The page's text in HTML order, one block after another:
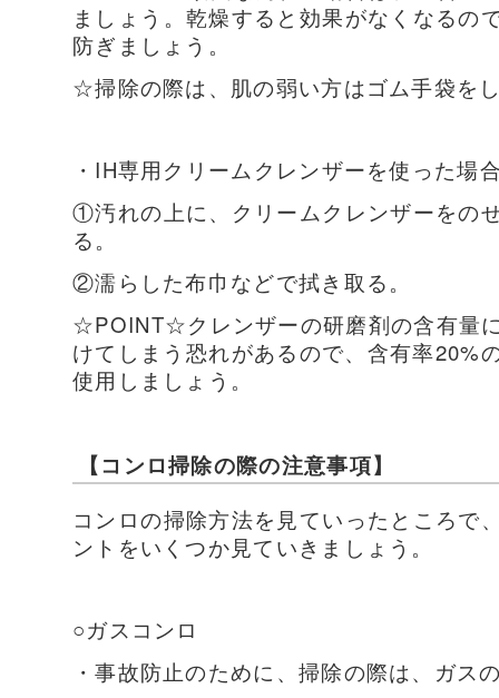
ましょう。乾燥すると効果がなくなるの
防ぎましょう。
☆掃除の際は、肌の弱い方はゴム手袋を
・IH専用クリームクレンザーを使った場
①汚れの上に、クリームクレンザーをの
る。
②濡らした布巾などで拭き取る。
☆POINT☆クレンザーの研磨剤の含有量
けてしまう恐れがあるので、含有率20%
使用しましょう。
【コンロ掃除の際の注意事項】
コンロの掃除方法を見ていったところで
ントをいくつか見ていきましょう。
○ガスコンロ
・事故防止のために、掃除の際は、ガス